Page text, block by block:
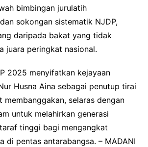
bimbingan jurulatih
sokongan sistematik NJDP,
daripada bakat yang tidak
juara peringkat nasional.
2025 menyifatkan kejayaan
Husna Aina sebagai penutup tirai
membanggakan, selaras dengan
untuk melahirkan generasi
tinggi bagi mengangkat
di pentas antarabangsa. – MADANI